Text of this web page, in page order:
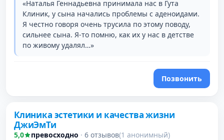
«Наталья Геннадьевна принимала нас в Гута
Клиник, у сына начались проблемы с аденоидами.
Я честно говоря очень трусила по этому поводу,
сильнее сына. Я-то помню, как их у нас в детстве
по живому удалял…»
Позвонить
Клиника эстетики и качества жизни
ДжиЭмТи
5,0 превосходно · 6 отзывов(1 анонимный)